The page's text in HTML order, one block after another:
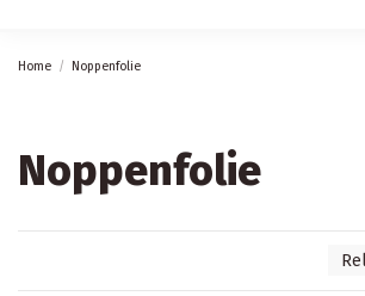
Home Noppenfolie
Noppenfolie